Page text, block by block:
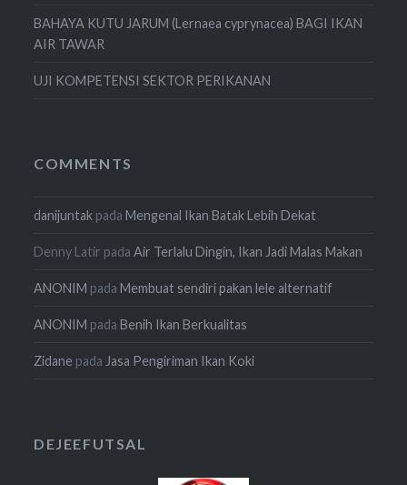
BAHAYA KUTU JARUM (Lernaea cyprynacea) BAGI IKAN
AIR TAWAR
UJI KOMPETENSI SEKTOR PERIKANAN
COMMENTS
danijuntak padaMengenal Ikan Batak Lebih Dekat
Denny Latir padaAir Terlalu Dingin, Ikan Jadi Malas Makan
ANONIM padaMembuat sendiri pakan lele alternatif
ANONIM padaBenih Ikan Berkualitas
Zidane padaJasa Pengiriman Ikan Koki
DEJEEFUTSAL